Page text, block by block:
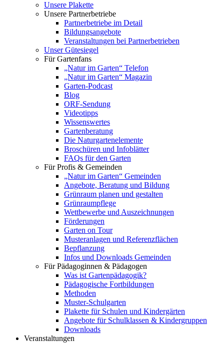
Unsere Plakette
Unsere Partnerbetriebe
Partnerbetriebe im Detail
Bildungsangebote
Veranstaltungen bei Partnerbetrieben
Unser Gütesiegel
Für Gartenfans
„Natur im Garten“ Telefon
„Natur im Garten“ Magazin
Garten-Podcast
Blog
ORF-Sendung
Videotipps
Wissenswertes
Gartenberatung
Die Naturgartenelemente
Broschüren und Infoblätter
FAQs für den Garten
Für Profis & Gemeinden
„Natur im Garten“ Gemeinden
Angebote, Beratung und Bildung
Grünraum planen und gestalten
Grünraumpflege
Wettbewerbe und Auszeichnungen
Förderungen
Garten on Tour
Musteranlagen und Referenzflächen
Bepflanzung
Infos und Downloads Gemeinden
Für Pädagoginnen & Pädagogen
Was ist Gartenpädagogik?
Pädagogische Fortbildungen
Methoden
Muster-Schulgarten
Plakette für Schulen und Kindergärten
Angebote für Schulklassen & Kindergruppen
Downloads
Veranstaltungen